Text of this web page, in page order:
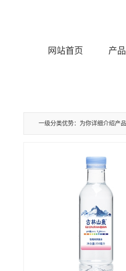
网站首页 产
一级分类优势：为你详细介绍产